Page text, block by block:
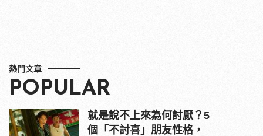
熱門文章
POPULAR
就是說不上來為何討厭？5
個「不討喜」朋友性格，